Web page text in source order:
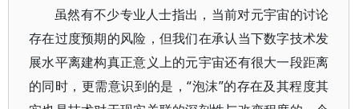
虽然有不少专业人士指出，当前对元宇宙的讨论
存在过度预期的风险，但我们在承认当下数字技术发
展水平离建构真正意义上的元宇宙还有很大一段距离
的同时，更需意识到的是，“泡沫”的存在及其程度其